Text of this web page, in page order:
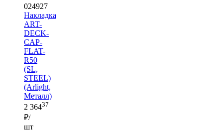
024927
Накладка
ART-
DECK-
CAP-
FLAT-
R50
(SL,
STEEL)
(Arlight,
Металл)
2 36437
₽/
шт